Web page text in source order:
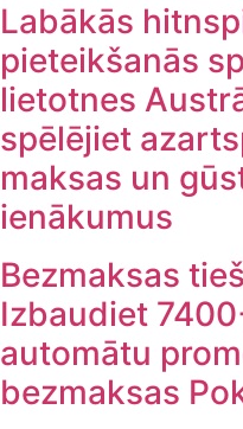
Labākās
pieteikšanās
lietotnes
spēlējiet
maksas un
ienākumus
Bezmaksas
Izbaudiet
automātu
bezmaksas